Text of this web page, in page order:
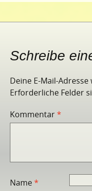
Schreibe
Deine E-Mail-
Erforderliche Felder
Kommentar*
Name*